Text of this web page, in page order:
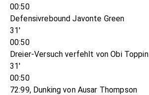
00:50
Defensivrebound Javonte Green
31'
00:50
Dreier-Versuch verfehlt von Obi Toppin
31'
00:50
72:99, Dunking von Ausar Thompson